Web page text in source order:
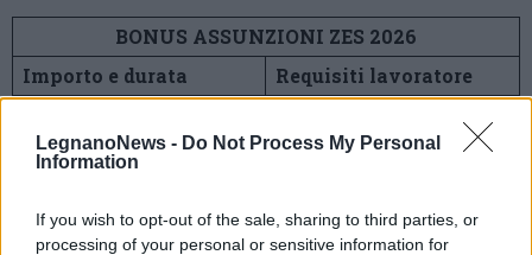
LegnanoNews - Do Not Process My Personal
Information
If you wish to opt-out of the sale, sharing to third parties, or
processing of your personal or sensitive information for
BONUS ASSUNZIONI ZES 2026
Importo e durata
Requisiti lavoratore
Esonero al 100% fino a
650 €/mese per 24 mesi.
compiuti alla data
dell’assunzione. Disoccu
Requisiti datore
Decadenza e
incumulabilità